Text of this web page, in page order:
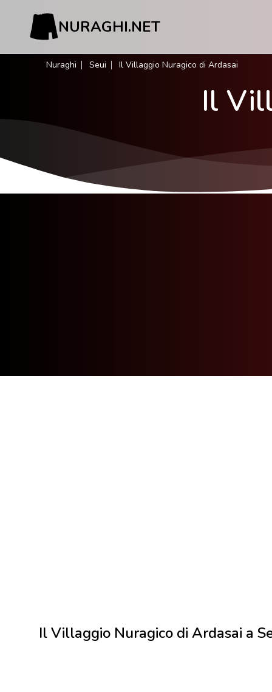
NURAGHI.NET
Nuraghi Seui Il Villaggio Nuragico di Ardasai
Il
Il Villaggio Nuragico di Ardasai a